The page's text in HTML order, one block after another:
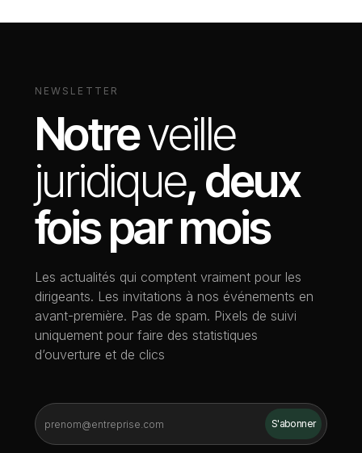
NEWSLETTER
Notreveille
juridique, deux
fois par mois
Les actualités qui comptent vraiment pour les
dirigeants. Les invitations à nos événements en
avant-première. Pas de spam. Pixels de suivi
uniquement pour faire des statistiques
d’ouverture et de clics